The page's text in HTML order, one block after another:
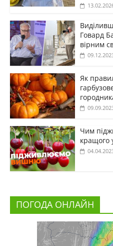
Говард
вірним
Як
Чим
кращого
ПОГОДА ОНЛАЙН